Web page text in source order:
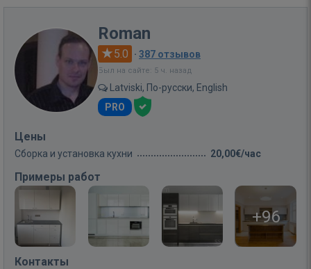
Roman
5.0 · 387 отзывов
Был на сайте: 5 ч. назад
Latviski, По-русски, English
PRO
Цены
Сборка и установка кухни 20,00€/час
Примеры работ
+96
Контакты